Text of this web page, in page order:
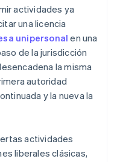
actividades ya
una licencia
unipersonalen una
de la jurisdicción
la misma
autoridad
y la nueva la
actividades
liberales clásicas,